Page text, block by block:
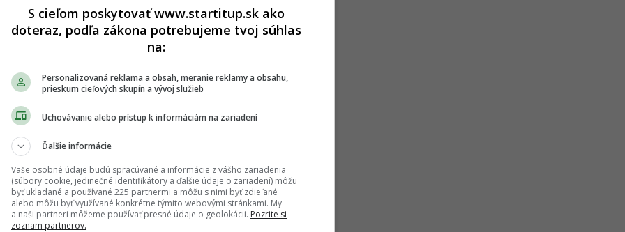
na bezplatnú výmenu batérie, stačí navštíviť
políčka vypísať sériové číslo. Apple navyše
cez obchodníkov tretích strán. Tieto
ako Apple oznámil výmenný program.
S cieľom poskytovať www.startitup.sk ako
doteraz, podľa zákona potrebujeme tvoj súhlas
na:
Personalizovaná reklama a obsah, meranie reklamy a obsahu,
prieskum cieľových skupín a vývoj služieb
Uchovávanie alebo prístup k informáciám na zariadení
Ďalšie informácie
Vaše osobné údaje budú spracúvané a informácie z vášho zariadenia
(súbory cookie, jedinečné identifikátory a ďalšie údaje o zariadení) môžu
byť ukladané a používané 225 partnermi a môžu s nimi byť zdieľané
alebo môžu byť využívané konkrétne týmito webovými stránkami. My
a naši partneri môžeme používať presné údaje o geolokácii. Pozrite si
zoznam partnerov.